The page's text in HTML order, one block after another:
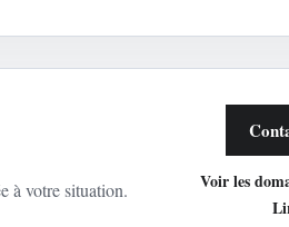
à votre situation.
Voir les